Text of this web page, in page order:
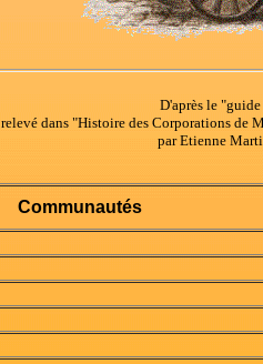
D'après le "guide
relevé dans "Histoire des Corporations de
par Etienne
Communautés